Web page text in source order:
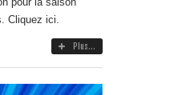
Cliquez ici.
Plus...